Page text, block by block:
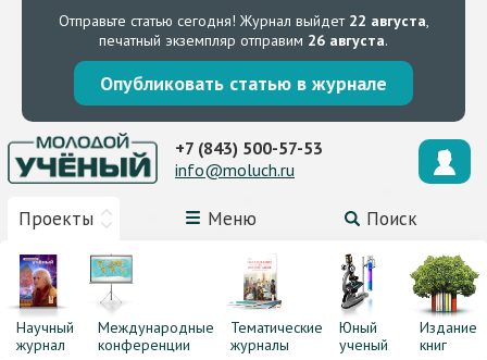
Отправьте статью сегодня! Журнал выйдет 22 августа,
печатный экземпляр отправим 26 августа.
Опубликовать статью в журнале
Проекты Меню Поиск
+7 (843) 500-57-53
info@moluch.ru
Научный
журнал
Международные
конференции
Тематические
журналы
Юный
ученый
Издание
книг